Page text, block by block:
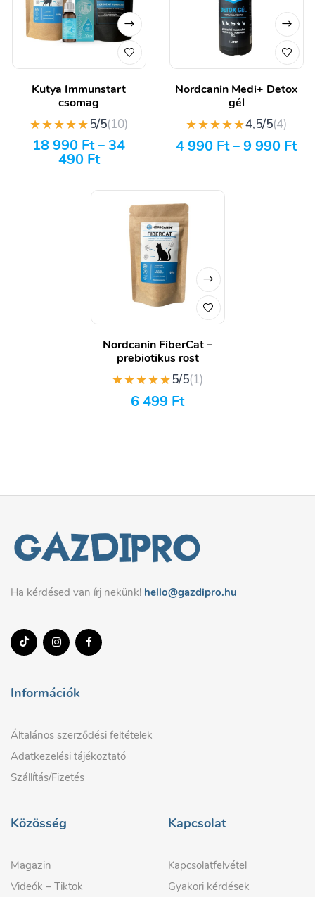
Kutya Immunstart
csomag
★★★★★5/5(10)
18 990 Ft–34
490 Ft
Nordcanin Medi+ Detox
gél
★★★★★4,5/5(4)
4 990 Ft–9 990 Ft
Nordcanin FiberCat –
prebiotikus rost
★★★★★5/5(1)
6 499 Ft
Ha kérdésed van írj nekünk! hello@gazdipro.hu
Információk
Általános szerződési feltételek
Adatkezelési tájékoztató
Szállítás/Fizetés
Közösség
Magazin
Videók – Tiktok
Kapcsolat
Kapcsolatfelvétel
Gyakori kérdések